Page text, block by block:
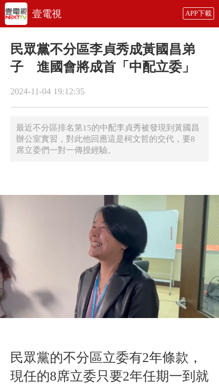
壹電視 APP下載
民眾黨不分區李貞秀成黃國昌弟
子 進國會將成首「中配立委」
2024-11-04 19:12:35
最近不分區排名第15的中配李貞秀被發現到黃國昌
辦公室實習，對此他回應這是柯文哲的交代，要8
席立委們一對一傳授經驗。
民眾黨的不分區立委有2年條款，
現任的8席立委只要2年任期一到就